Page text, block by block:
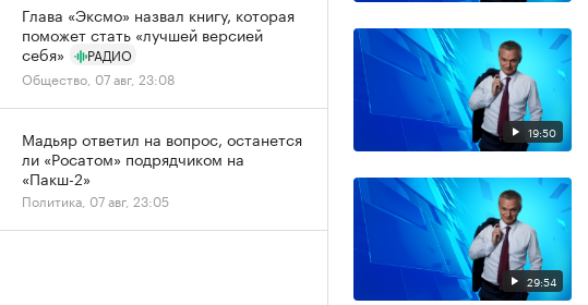
19:50
29:54
Глава «Эксмо» назвал книгу, которая
поможет стать «лучшей версией
себя»
РАДИО
Общество, 07 авг, 23:08
Мадьяр ответил на вопрос, останется
ли «Росатом» подрядчиком на
«Пакш-2»
Политика, 07 авг, 23:05